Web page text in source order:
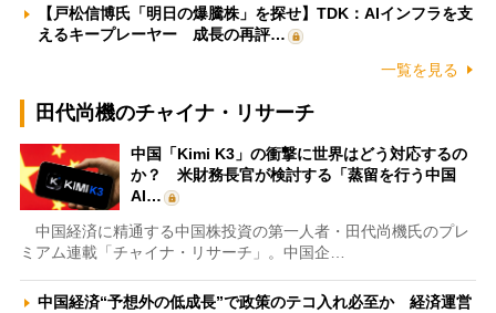
【戸松信博氏「明日の爆騰株」を探せ】TDK：AIインフラを支
えるキープレーヤー 成長の再評…
一覧を見る
田代尚機のチャイナ・リサーチ
中国「Kimi K3」の衝撃に世界はどう対応するの
か？ 米財務長官が検討する「蒸留を行う中国
AI…
中国経済に精通する中国株投資の第一人者・田代尚機氏のプレ
ミアム連載「チャイナ・リサーチ」。中国企…
中国経済“予想外の低成長”で政策のテコ入れ必至か 経済運営